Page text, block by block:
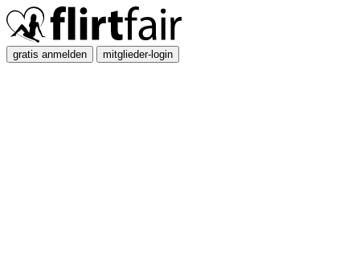
gratis anmelden mitglieder-login